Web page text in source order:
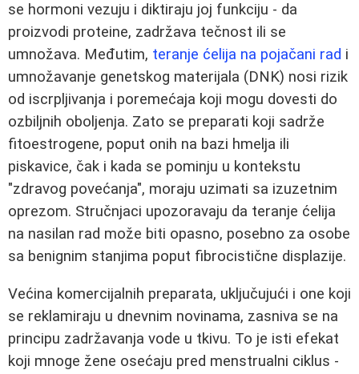
se hormoni vezuju i diktiraju joj funkciju - da
proizvodi proteine, zadržava tečnost ili se
umnožava. Međutim, teranje ćelija na pojačani rad i
umnožavanje genetskog materijala (DNK) nosi rizik
od iscrpljivanja i poremećaja koji mogu dovesti do
ozbiljnih oboljenja. Zato se preparati koji sadrže
fitoestrogene, poput onih na bazi hmelja ili
piskavice, čak i kada se pominju u kontekstu
"zdravog povećanja", moraju uzimati sa izuzetnim
oprezom. Stručnjaci upozoravaju da teranje ćelija
na nasilan rad može biti opasno, posebno za osobe
sa benignim stanjima poput fibrocistične displazije.
Većina komercijalnih preparata, uključujući i one koji
se reklamiraju u dnevnim novinama, zasniva se na
principu zadržavanja vode u tkivu. To je isti efekat
koji mnoge žene osećaju pred menstrualni ciklus -